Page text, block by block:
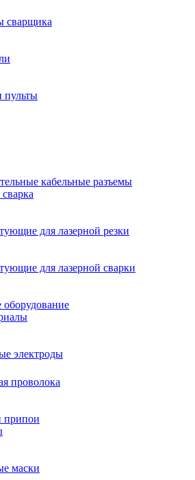
сварщика
пульты
кабельные разъемы
для лазерной резки
для лазерной сварки
оборудование
электроды
проволока
маски